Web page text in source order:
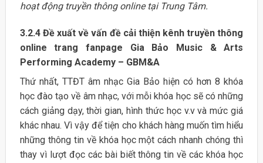
hoạt động truyền thông online tại Trung Tâm.
3.2.4 Đề xuất về vấn đề cải thiện kênh truyền thông
online trang fanpage Gia Bảo Music & Arts
Performing Academy – GBM&A
Thứ nhất, TTĐT âm nhạc Gia Bảo hiện có hơn 8 khóa
học đào tạo về âm nhạc, với mỗi khóa học sẽ có những
cách giảng dạy, thời gian, hình thức học v.v và mức giá
khác nhau. Vì vậy để tiện cho khách hàng muốn tìm hiểu
những thông tin về khóa học một cách nhanh chóng thì
thay vì lượt đọc các bài biết thông tin về các khóa học